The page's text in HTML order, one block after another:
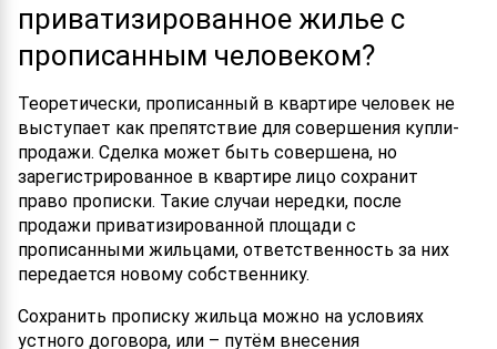
приватизированное жилье с
прописанным человеком?
Теоретически, прописанный в квартире человек не
выступает как препятствие для совершения купли-
продажи. Сделка может быть совершена, но
зарегистрированное в квартире лицо сохранит
право прописки. Такие случаи нередки, после
продажи приватизированной площади с
прописанными жильцами, ответственность за них
передается новому собственнику.
Сохранить прописку жильца можно на условиях
устного договора, или – путём внесения